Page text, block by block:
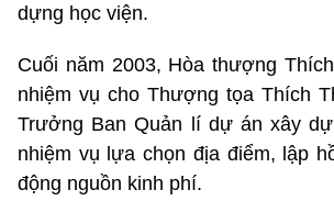
dựng học viện.
Cuối năm 2003, Hòa thượng
nhiệm vụ cho Thượng tọa Thích
Trưởng Ban Quản lí dự án xây
nhiệm vụ lựa chọn địa điểm, lập
động nguồn kinh phí.